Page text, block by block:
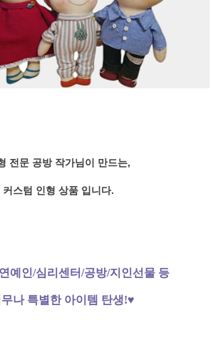
전문 공방 작가님이 만드는,
커스텀 인형 상품 입니다.
예인/심리센터/공방/지인선물 등
무나 특별한 아이템 탄생!♥